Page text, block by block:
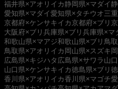
福井県×アオリイカ 静岡県×マダイ
愛知県×マダイ愛知県×タチウオ三
京都府×ケンサキイカ京都府×ブリ
大阪府×ブリ 兵庫県×ブリ 兵庫県×マ
和歌山県×マアジ和歌山県×ブリ 鳥
鳥取県×アオリイカ 岡山県×スズキ
広島県×キジハタ 広島県×サワラ 山
山口県×ケンサキイカ徳島県×ブリ
香川県×アオリイカ香川県×マゴチ